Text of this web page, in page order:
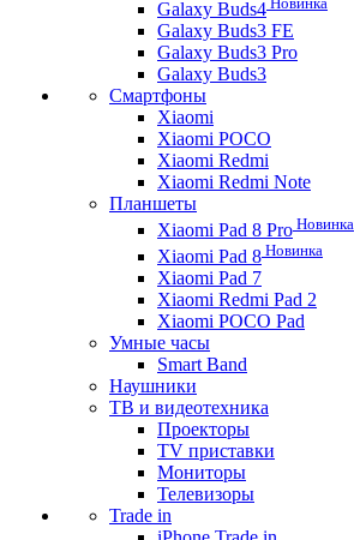
Galaxy Buds4
Galaxy Buds3 FE
Galaxy Buds3 Pro
Galaxy Buds3
Смартфоны
Xiaomi
Xiaomi POCO
Xiaomi Redmi
Xiaomi Redmi Note
Планшеты
Xiaomi Pad 8 Pro Новинка
Xiaomi Pad 8 Новинка
Xiaomi Pad 7
Xiaomi Redmi Pad 2
Xiaomi POCO Pad
Умные часы
Smart Band
Наушники
ТВ и видеотехника
Проекторы
TV приставки
Мониторы
Телевизоры
Trade in